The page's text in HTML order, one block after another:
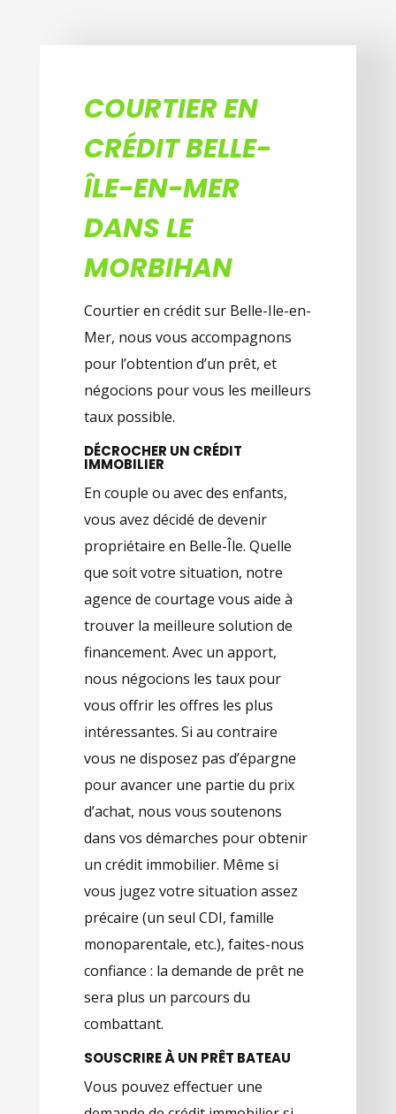
COURTIER EN
CRÉDIT BELLE-
ÎLE-EN-MER
DANS LE
MORBIHAN
Courtier en crédit sur Belle-Ile-en-
Mer, nous vous accompagnons
pour l’obtention d’un prêt, et
négocions pour vous les meilleurs
taux possible.
DÉCROCHER UN CRÉDIT
IMMOBILIER
En couple ou avec des enfants,
vous avez décidé de devenir
propriétaire en Belle-Île. Quelle
que soit votre situation, notre
agence de courtage vous aide à
trouver la meilleure solution de
financement. Avec un apport,
nous négocions les taux pour
vous offrir les offres les plus
intéressantes. Si au contraire
vous ne disposez pas d’épargne
pour avancer une partie du prix
d’achat, nous vous soutenons
dans vos démarches pour obtenir
un crédit immobilier. Même si
vous jugez votre situation assez
précaire (un seul CDI, famille
monoparentale, etc.), faites-nous
confiance : la demande de prêt ne
sera plus un parcours du
combattant.
SOUSCRIRE À UN PRÊT BATEAU
Vous pouvez effectuer une